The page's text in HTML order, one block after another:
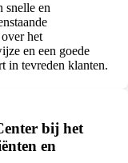
snelle en
het
en een goede
in tevreden klanten.
bij het
en